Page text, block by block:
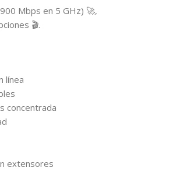
Mbps en 5 GHz) 🚀,
🎬.
línea
concentrada
extensores